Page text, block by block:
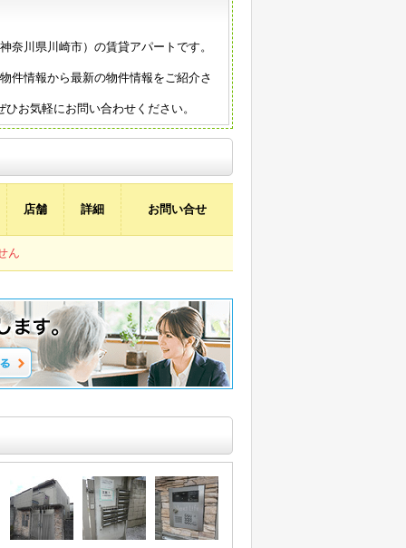
奈川県川崎市）の賃貸アパートです。
件情報から最新の物件情報をご紹介さ
お気軽にお問い合わせください。
店舗 詳細 お問い合せ
ん